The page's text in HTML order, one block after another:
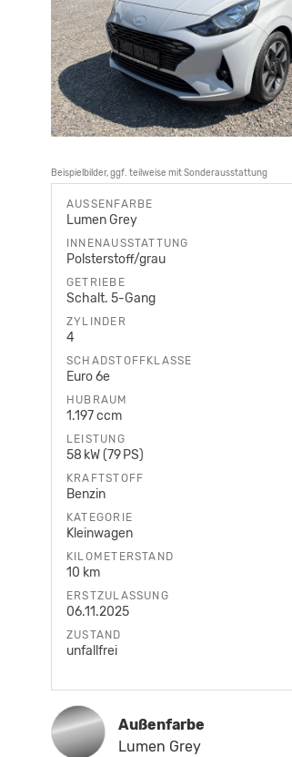
Beispielbilder, ggf. teilweise mit Sonderausstattung
AUSSENFARBE
Lumen Grey
INNENAUSSTATTUNG
Polsterstoff/grau
GETRIEBE
Schalt. 5-Gang
ZYLINDER
4
SCHADSTOFFKLASSE
Euro 6e
HUBRAUM
1.197 ccm
LEISTUNG
58 kW (79 PS)
KRAFTSTOFF
Benzin
KATEGORIE
Kleinwagen
KILOMETERSTAND
10 km
ERSTZULASSUNG
06.11.2025
ZUSTAND
unfallfrei
Außenfarbe
Lumen Grey